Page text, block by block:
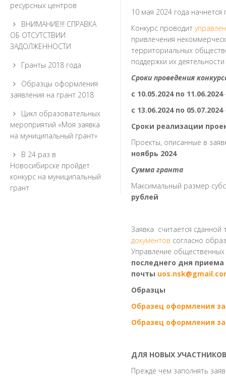
ресурсных центров
ВНИМАНИЕ!!! СПРАВКА
ОБ ОТСУТСТВИИ
ЗАДОЛЖЕННОСТИ
Гранты 2018 года
Образцы оформления
заявления на грант 2018
Цикл образовательных
мероприятий «Моя заявка
на муниципальный грант»
В 24 раз в
Новосибирске пройдет
конкурс на муниципальный
грант
10 мая 2024 года
Конкурс проводит
привлечения
территориальных
поддержки их
Сроки проведения
с 10.05.2024 по 11.06.2024
с 13.06.2024 по 05.07.2024
Сроки реализации
Проекты, описанные в
ноябрь 2024
Сумма гранта
Максимальный размер
рублей
Заявка считается сданной
документов согласно
Управление
последнего дня
почты
Образцы
Образец оформления
Образец оформления
ДЛЯ НОВЫХ
Прежде чем заполнять